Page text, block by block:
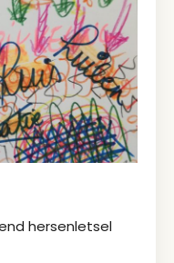
hersenletsel